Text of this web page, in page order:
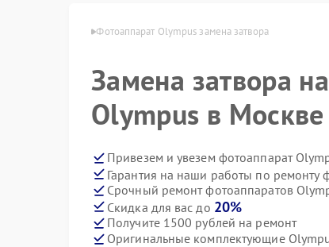
Olympus в Москве Фотоаппарат Olympus замена затвора
Замена затвора
Olympus в Москве
Привезем и увезем фотоаппарат
Гарантия на наши работы по ремонту
Срочный ремонт фотоаппаратов
Скидка для вас до 20%
Получите 1500 рублей на ремонт
Оригинальные комплектующие